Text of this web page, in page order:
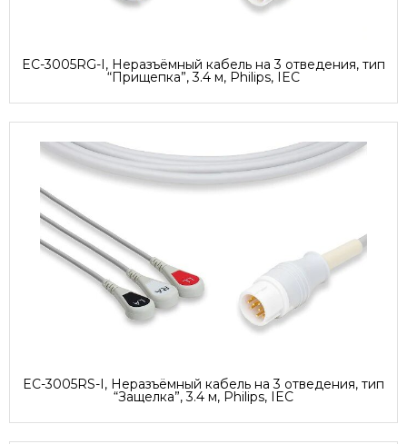
EC-3005RG-I, Неразъёмный кабель на 3 отведения, тип
“Прищепка”, 3.4 м, Philips, IEC
EC-3005RS-I, Неразъёмный кабель на 3 отведения, тип
“Защелка”, 3.4 м, Philips, IEC